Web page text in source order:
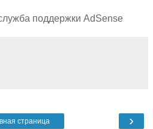
поддержки AdSense
›
страница